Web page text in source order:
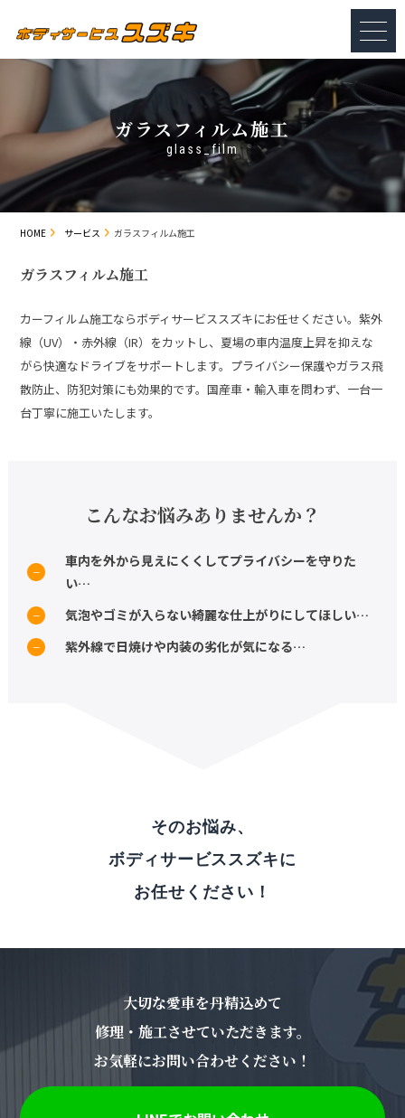
ガラスフィルム施工
glass_film
HOME サービス ガラスフィルム施工
ガラスフィルム施工
カーフィルム施工ならボディサービススズキにお任せください。紫外
線（UV）・赤外線（IR）をカットし、夏場の車内温度上昇を抑えな
がら快適なドライブをサポートします。プライバシー保護やガラス飛
散防止、防犯対策にも効果的です。国産車・輸入車を問わず、一台一
台丁寧に施工いたします。
こんなお悩みありませんか？
車内を外から見えにくくしてプライバシーを守りた
い…
気泡やゴミが入らない綺麗な仕上がりにしてほしい…
紫外線で日焼けや内装の劣化が気になる…
そのお悩み、
ボディサービススズキに
お任せください！
大切な愛車を丹精込めて
修理・施工させていただきます。
お気軽にお問い合わせください！